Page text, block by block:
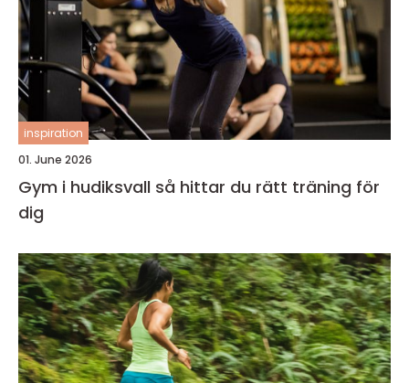
inspiration
01. June 2026
Gym i hudiksvall så hittar du rätt träning för
dig